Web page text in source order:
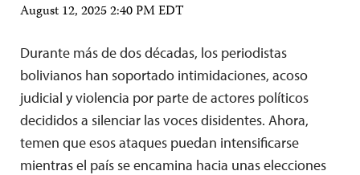
August 12, 2025 2:40 PM EDT
Durante más de dos décadas, los periodistas
bolivianos han soportado intimidaciones, acoso
judicial y violencia por parte de actores políticos
decididos a silenciar las voces disidentes. Ahora,
temen que esos ataques puedan intensificarse
mientras el país se encamina hacia unas elecciones